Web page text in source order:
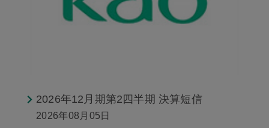
2026年12月期第2四半期 決算短信
2026年08月05日